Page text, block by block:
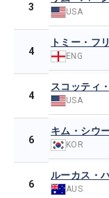
3 USA
4
トミー・フ
ENG
4
スコッティ
USA
6
キム・シウ
KOR
6
ルーカス・
AUS